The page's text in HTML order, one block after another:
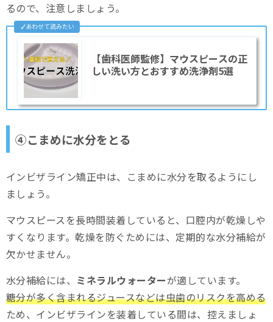
るので、注意しましょう。
【歯科医師監修】マウスピースの正
しい洗い方とおすすめ洗浄剤5選
④こまめに水分をとる
インビザライン矯正中は、こまめに水分を取るようにし
ましょう。
マウスピースを長時間装着していると、口腔内が乾燥しや
すくなります。乾燥を防ぐためには、定期的な水分補給が
欠かせません。
水分補給には、 ミネラルウォーターが適しています。
糖分が多く含まれるジュースなどは虫歯のリスクを高める
ため、インビザラインを装着している間は、控えましょ